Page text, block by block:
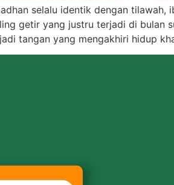
selalu identik dengan
getir yang justru terjadi di bulan
tangan yang mengakhiri hidup